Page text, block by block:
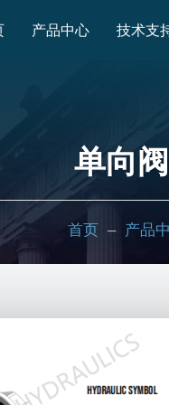
产品中心 技术支
单向
首页– 产品